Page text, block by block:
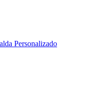
Personalizado